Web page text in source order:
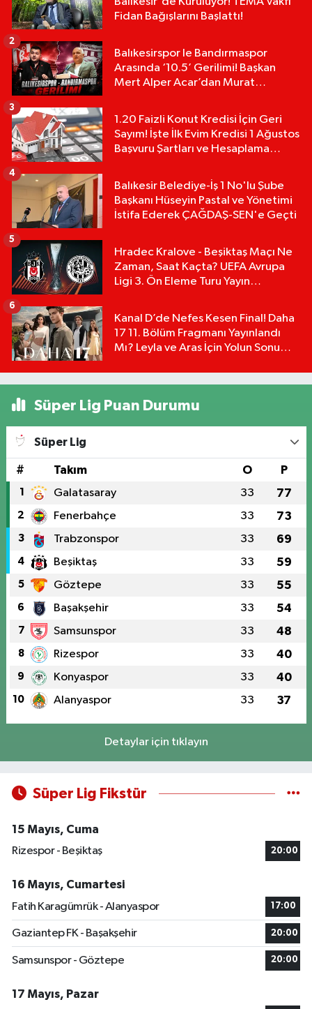
Fidan Bağışlarını Başlattı!
Balıkesirspor le Bandırmaspor
Arasında ‘10.5’ Gerilimi! Başkan
Mert Alper Acar’dan Murat
2
1.20 Faizli Konut Kredisi İçin Geri
Sayım! İşte İlk Evim Kredisi 1 Ağustos
Başvuru Şartları ve Hesaplama
3
Balıkesir Belediye-İş 1 No'lu Şube
Başkanı Hüseyin Pastal ve Yönetimi
İstifa Ederek ÇAĞDAŞ-SEN'e Geçti
4
Hradec Kralove - Beşiktaş Maçı Ne
Zaman, Saat Kaçta? UEFA Avrupa
Ligi 3. Ön Eleme Turu Yayın
5
Kanal D’de Nefes Kesen Final! Daha
17 11. Bölüm Fragmanı Yayınlandı
Mı? Leyla ve Aras İçin Yolun Sonu
6
Süper Lig Puan Durumu
Süper Lig
# Takım O P
1 Galatasaray 33 77
2 Fenerbahçe 33 73
3 Trabzonspor 33 69
4 Beşiktaş 33 59
5 Göztepe 33 55
6 Başakşehir 33 54
7 Samsunspor 33 48
8 Rizespor 33 40
9 Konyaspor 33 40
10 Alanyaspor 33 37
Detaylar için tıklayın
Süper Lig Fikstür
15 Mayıs, Cuma
Rizespor - Beşiktaş
20:00
16 Mayıs, Cumartesi
Fatih Karagümrük - Alanyaspor
17:00
Gaziantep FK - Başakşehir 20:00
Samsunspor - Göztepe 20:00
17 Mayıs, Pazar